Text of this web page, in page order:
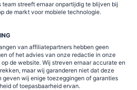
team streeft ernaar onpartijdig te blijven bij
de markt voor mobiele technologie.
van affiliatepartners hebben geen
of het advies van onze redactie in onze
de website. Wij streven ernaar accurate en
maar wij garanderen niet dat deze
geven wij enige toezeggingen of garanties
of toepasbaarheid ervan.